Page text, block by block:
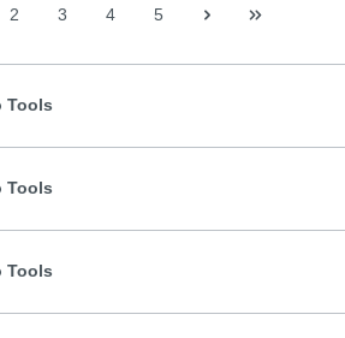
2 3 4 5
Tools
Tools
Tools